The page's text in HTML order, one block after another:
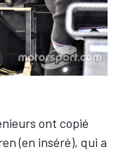
ont copié
(en inséré), qui a